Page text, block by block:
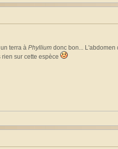
terra à Phyllium donc bon... L'abdomen
sur cette espèce